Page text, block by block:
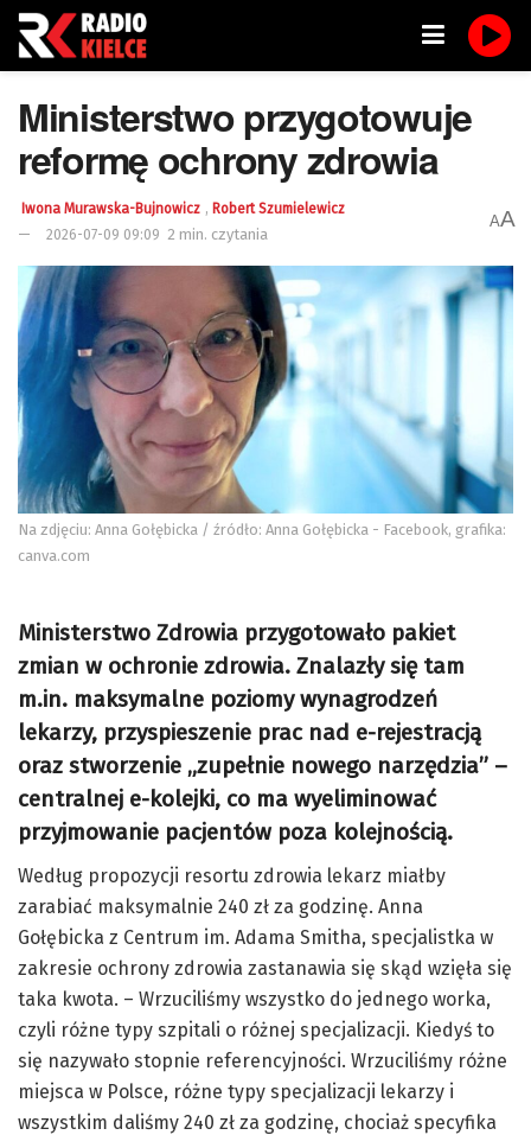
Ministerstwo przygotowuje
reformę ochrony zdrowia
Iwona Murawska-Bujnowicz , Robert Szumielewicz
2026-07-09 09:09 2 min. czytania
AA
Na zdjęciu: Anna Gołębicka / źródło: Anna Gołębicka - Facebook, grafika:
canva.com
Ministerstwo Zdrowia przygotowało pakiet
zmian w ochronie zdrowia. Znalazły się tam
m.in. maksymalne poziomy wynagrodzeń
lekarzy, przyspieszenie prac nad e-rejestracją
oraz stworzenie „zupełnie nowego narzędzia” –
centralnej e-kolejki, co ma wyeliminować
przyjmowanie pacjentów poza kolejnością.
Według propozycji resortu zdrowia lekarz miałby
zarabiać maksymalnie 240 zł za godzinę. Anna
Gołębicka z Centrum im. Adama Smitha, specjalistka w
zakresie ochrony zdrowia zastanawia się skąd wzięła się
taka kwota. – Wrzuciliśmy wszystko do jednego worka,
czyli różne typy szpitali o różnej specjalizacji. Kiedyś to
się nazywało stopnie referencyjności. Wrzuciliśmy różne
miejsca w Polsce, różne typy specjalizacji lekarzy i
wszystkim daliśmy 240 zł za godzinę, chociaż specyfika